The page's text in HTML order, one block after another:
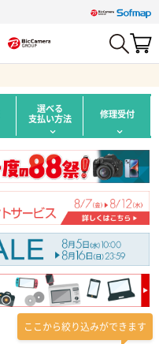
選べる
支払い方法 修理受付
ここから絞り込みができます